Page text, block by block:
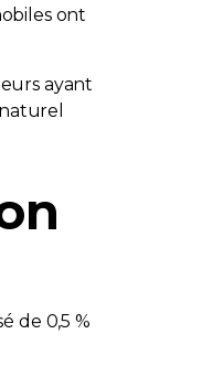
ont
ayant
de 0,5 %